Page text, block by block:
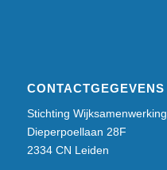
CONTACTGEGEVENS
Stichting
Dieperpoellaan 28F
2334 CN Leiden